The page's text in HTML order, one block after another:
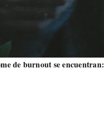
de burnout se encuentran: